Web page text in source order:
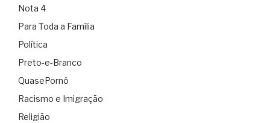
Nota 4
Para Toda a Família
Política
Preto-e-Branco
QuasePornô
Racismo e Imigração
Religião